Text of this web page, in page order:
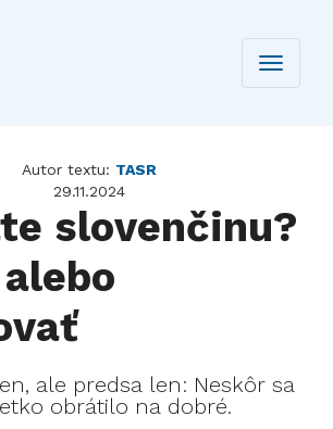
Toggle
Autor textu: TASR
29.11.2024
slovenčinu?
ale predsa len: Neskôr sa
obrátilo na dobré.